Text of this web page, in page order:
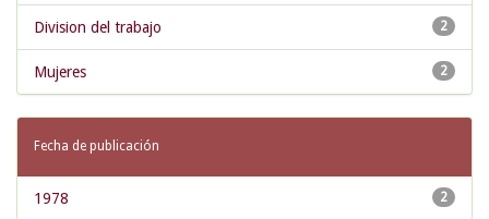
2
Division del trabajo
2
Mujeres
Fecha de publicación
2
1978